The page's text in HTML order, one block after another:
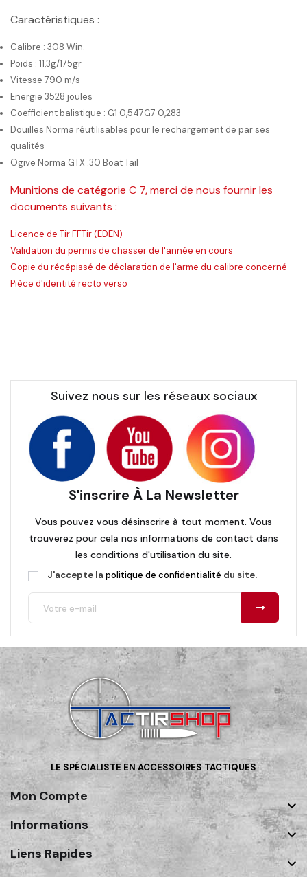
Caractéristiques :
Calibre : 308 Win.
Poids : 11,3g/175gr
Vitesse 790 m/s
Energie 3528 joules
Coefficient balistique : G1 0,547G7 0,283
Douilles Norma réutilisables pour le rechargement de par ses
qualités
Ogive Norma GTX .30 Boat Tail
Munitions de catégorie C 7, merci de nous fournir les
documents suivants :
Licence de Tir FFTir (EDEN)
Validation du permis de chasser de l'année en cours
Copie du récépissé de déclaration de l'arme du calibre concerné
Pièce d'identité recto verso
Suivez nous sur les réseaux sociaux
S'inscrire À La Newsletter
Vous pouvez vous désinscrire à tout moment. Vous
trouverez pour cela nos informations de contact dans
les conditions d'utilisation du site.
J'accepte la politique de confidentialité du site.
LE SPÉCIALISTE EN ACCESSOIRES TACTIQUES
Mon Compte

Informations

Liens Rapides
